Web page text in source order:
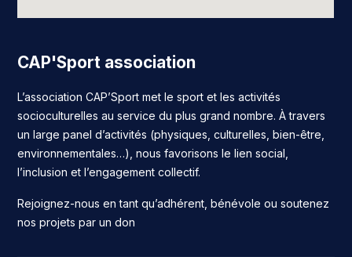
CAP'Sport association
L’association CAP’Sport met le sport et les activités
socioculturelles au service du plus grand nombre. À travers
un large panel d’activités (physiques, culturelles, bien-être,
environnementales…), nous favorisons le lien social,
l’inclusion et l’engagement collectif.
Rejoignez-nous en tant qu’adhérent, bénévole ou soutenez
nos projets par un don